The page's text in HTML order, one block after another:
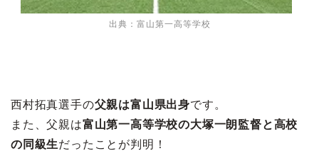
出典：富山第一高等学校
西村拓真選手の父親は富山県出身です。
また、父親は富山第一高等学校の大塚一朗監督と高校
の同級生だったことが判明！